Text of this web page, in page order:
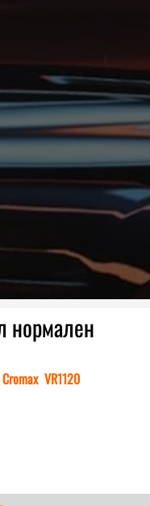
нормален
VR1120